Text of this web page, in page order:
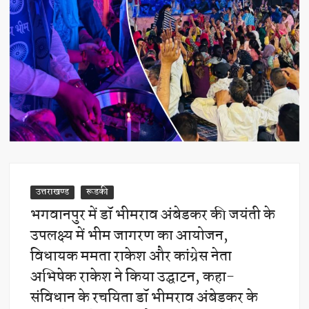
उत्तराखण्ड रूडकी
भगवानपुर में डाॅ भीमराव अंबेडकर की जयंती के
उपलक्ष्य में भीम जागरण का आयोजन,
विधायक ममता राकेश और कांग्रेस नेता
अभिषेक राकेश ने किया उद्घाटन, कहा-
संविधान के रचयिता डॉ भीमराव अंबेडकर के